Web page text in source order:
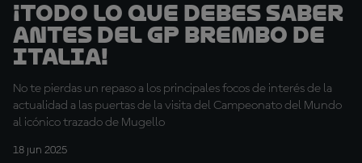
¡Todo lo que debes saber
antes del GP Brembo de
Italia!
No te pierdas un repaso a los principales focos de interés de la
actualidad a las puertas de la visita del Campeonato del Mundo
al icónico trazado de Mugello
18 jun 2025